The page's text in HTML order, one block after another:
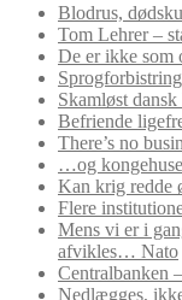
Blodrus,
Tom Lehrer –
De er ikke som
Sprogforbistring
Skamløst
Befriende
There’s no
…og
Kan krig redde
Flere
Mens vi er i
afvikles… Nato
Centralbanken
Nedlægges,